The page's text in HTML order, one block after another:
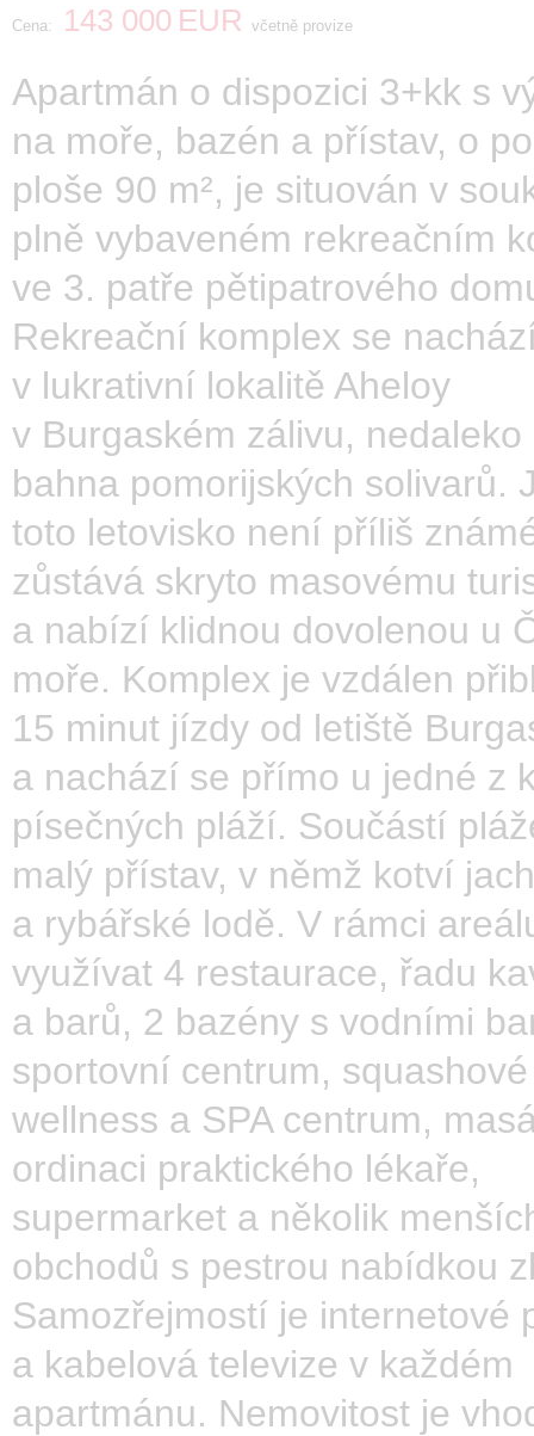
Cena: 143 000 EUR včetně provize
Apartmán o dispozici 3+kk s
na moře, bazén a přístav, o
ploše 90 m², je situován v
plně vybaveném rekreačním
ve 3. patře pětipatrového
Rekreační komplex se
v lukrativní lokalitě Aheloy
v Burgaském zálivu, nedaleko
bahna pomorijských solivarů.
toto letovisko není příliš
zůstává skryto masovému
a nabízí klidnou dovolenou u
moře. Komplex je vzdálen
15 minut jízdy od letiště
a nachází se přímo u jedné z
písečných pláží. Součástí
malý přístav, v němž kotví
a rybářské lodě. V rámci
využívat 4 restaurace, řadu
a barů, 2 bazény s vodními
sportovní centrum,
wellness a SPA centrum,
ordinaci praktického lékaře,
supermarket a několik
obchodů s pestrou nabídkou
Samozřejmostí je internetové
a kabelová televize v každém
apartmánu. Nemovitost je